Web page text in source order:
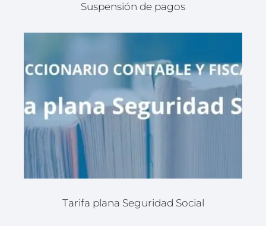
Suspensión de pagos
Tarifa plana Seguridad Social